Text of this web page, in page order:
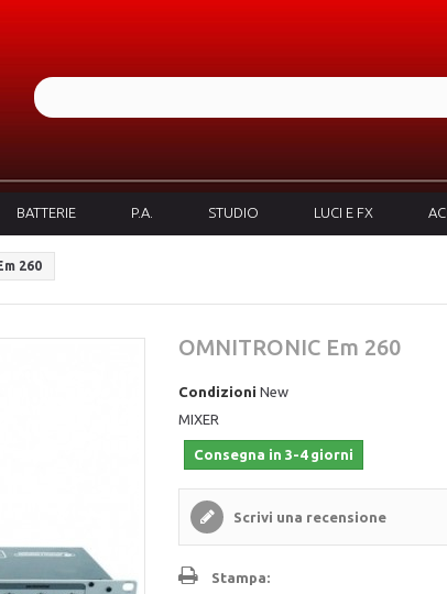
BATTERIE P.A. STUDIO LUCI E FX
260
OMNITRONIC Em 260
Condizioni New
MIXER
Consegna in 3-4 giorni
Scrivi una recensione
Stampa: